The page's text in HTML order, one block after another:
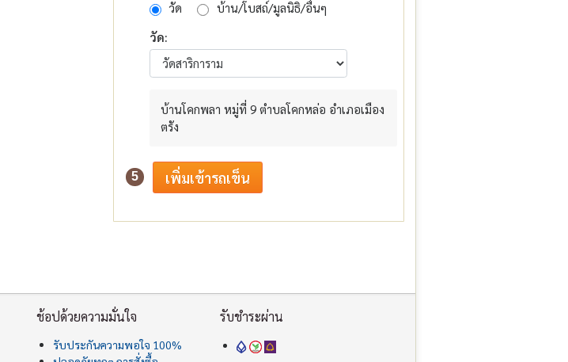
วัด
บ้าน/โบสถ์/มูลนิธิ/อื่นๆ
วัด:
บ้านโคกพลา หมู่ที่ 9 ตำบลโคกหล่อ อำเภอเมือง
ตรัง
5
ช้อปด้วยความมั่นใจ
รับประกันความพอใจ 100%
รับชำระผ่าน